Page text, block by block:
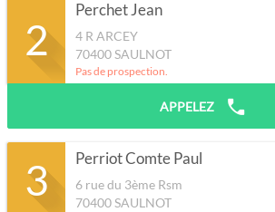
2
Perchet Jean
4 R ARCEY
70400SAULNOT
Pas de prospection.
APPELEZ
3 Perriot Comte Paul
6 rue du 3ème Rsm
70400SAULNOT